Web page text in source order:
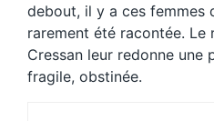
debout, il y a ces femmes
rarement été racontée. Le
Cressan leur redonne une
fragile, obstinée.